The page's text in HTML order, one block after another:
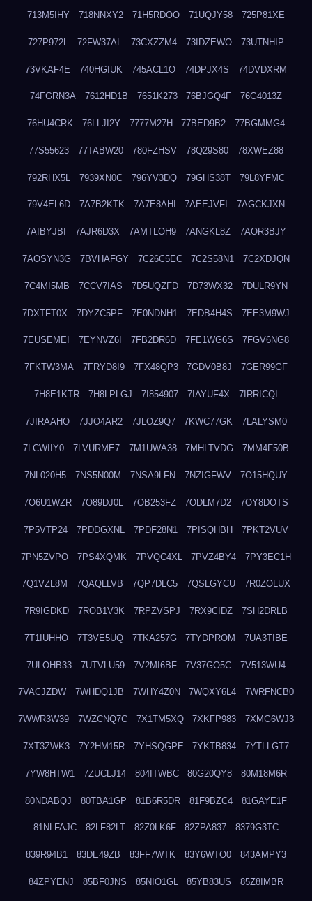
713M5IHY 718NNXY2 71H5RDOO 71UQJY58 725P81XE
727P972L 72FW37AL 73CXZZM4 73IDZEWO 73UTNHIP
73VKAF4E 740HGIUK 745ACL1O 74DPJX4S 74DVDXRM
74FGRN3A 7612HD1B 7651K273 76BJGQ4F 76G4013Z
76HU4CRK 76LLJI2Y 7777M27H 77BED9B2 77BGMMG4
77S55623 77TABW20 780FZHSV 78Q29S80 78XWEZ88
792RHX5L 7939XN0C 796YV3DQ 79GHS38T 79L8YFMC
79V4EL6D 7A7B2KTK 7A7E8AHI 7AEEJVFI 7AGCKJXN
7AIBYJBI 7AJR6D3X 7AMTLOH9 7ANGKL8Z 7AOR3BJY
7AOSYN3G 7BVHAFGY 7C26C5EC 7C2S58N1 7C2XDJQN
7C4MI5MB 7CCV7IAS 7D5UQZFD 7D73WX32 7DULR9YN
7DXTFT0X 7DYZC5PF 7E0NDNH1 7EDB4H4S 7EE3M9WJ
7EUSEMEI 7EYNVZ6I 7FB2DR6D 7FE1WG6S 7FGV6NG8
7FKTW3MA 7FRYD8I9 7FX48QP3 7GDV0B8J 7GER99GF
7H8E1KTR 7H8LPLGJ 7I854907 7IAYUF4X 7IRRICQI
7JIRAAHO 7JJO4AR2 7JLOZ9Q7 7KWC77GK 7LALYSM0
7LCWIIY0 7LVURME7 7M1UWA38 7MHLTVDG 7MM4F50B
7NL020H5 7NS5N00M 7NSA9LFN 7NZIGFWV 7O15HQUY
7O6U1WZR 7O89DJ0L 7OB253FZ 7ODLM7D2 7OY8DOTS
7P5VTP24 7PDDGXNL 7PDF28N1 7PISQHBH 7PKT2VUV
7PN5ZVPO 7PS4XQMK 7PVQC4XL 7PVZ4BY4 7PY3EC1H
7Q1VZL8M 7QAQLLVB 7QP7DLC5 7QSLGYCU 7R0ZOLUX
7R9IGDKD 7ROB1V3K 7RPZVSPJ 7RX9CIDZ 7SH2DRLB
7T1IUHHO 7T3VE5UQ 7TKA257G 7TYDPROM 7UA3TIBE
7ULOHB33 7UTVLU59 7V2MI6BF 7V37GO5C 7V513WU4
7VACJZDW 7WHDQ1JB 7WHY4Z0N 7WQXY6L4 7WRFNCB0
7WWR3W39 7WZCNQ7C 7X1TM5XQ 7XKFP983 7XMG6WJ3
7XT3ZWK3 7Y2HM15R 7YHSQGPE 7YKTB834 7YTLLGT7
7YW8HTW1 7ZUCLJ14 804ITWBC 80G20QY8 80M18M6R
80NDABQJ 80TBA1GP 81B6R5DR 81F9BZC4 81GAYE1F
81NLFAJC 82LF82LT 82Z0LK6F 82ZPA837 8379G3TC
839R94B1 83DE49ZB 83FF7WTK 83Y6WTO0 843AMPY3
84ZPYENJ 85BF0JNS 85NIO1GL 85YB83US 85Z8IMBR